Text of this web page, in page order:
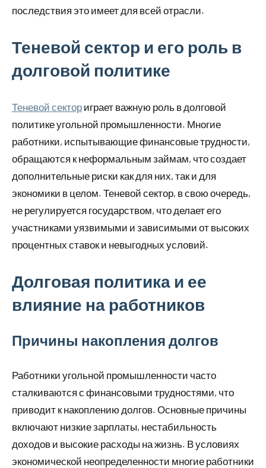
последствия это имеет для всей отрасли.
Теневой сектор и его роль в
долговой политике
Теневой сектор играет важную роль в долговой
политике угольной промышленности. Многие
работники, испытывающие финансовые трудности,
обращаются к неформальным займам, что создает
дополнительные риски как для них, так и для
экономики в целом. Теневой сектор, в свою очередь,
не регулируется государством, что делает его
участниками уязвимыми и зависимыми от высоких
процентных ставок и невыгодных условий.
Долговая политика и ее
влияние на работников
Причины накопления долгов
Работники угольной промышленности часто
сталкиваются с финансовыми трудностями, что
приводит к накоплению долгов. Основные причины
включают низкие зарплаты, нестабильность
доходов и высокие расходы на жизнь. В условиях
экономической неопределенности многие работники